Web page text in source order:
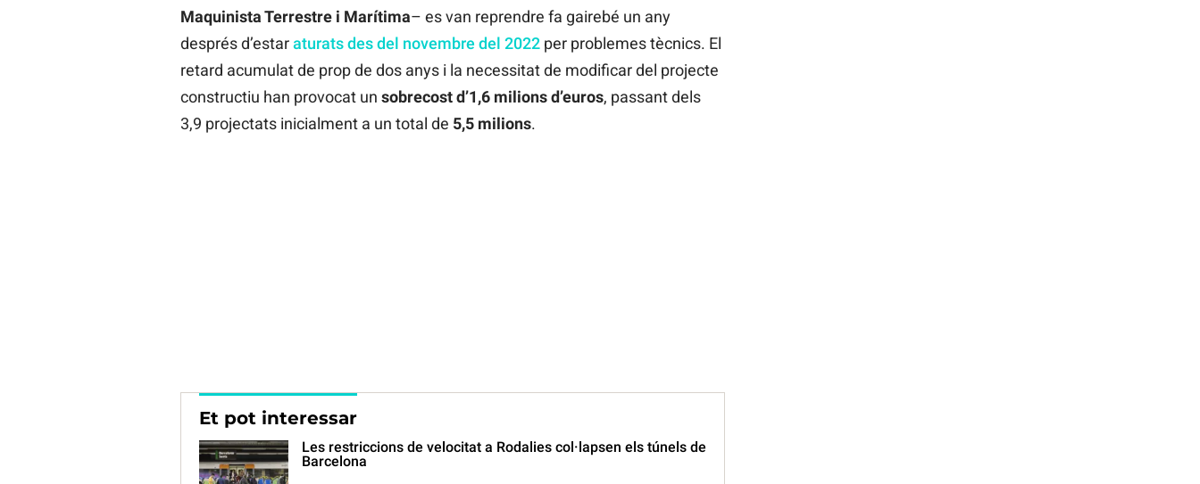
Maquinista Terrestre i Marítima– es van reprendre fa gairebé un any
després d’estaraturats des del novembre del 2022per problemes tècnics. El
retard acumulat de prop de dos anys i la necessitat de modificar del projecte
constructiu han provocat un sobrecost d’1,6 milions d’euros, passant dels
3,9 projectats inicialment a un total de 5,5 milions.
Et pot interessar
Les restriccions de velocitat a Rodalies col·lapsen els túnels de
Barcelona